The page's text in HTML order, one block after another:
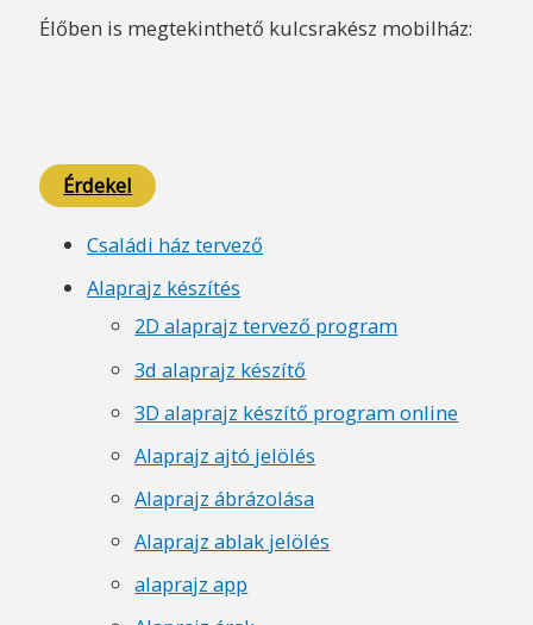
Élőben is megtekinthető kulcsrakész mobilház:
Érdekel
Családi ház tervező
Alaprajz készítés
2D alaprajz tervező program
3d alaprajz készítő
3D alaprajz készítő program online
Alaprajz ajtó jelölés
Alaprajz ábrázolása
Alaprajz ablak jelölés
alaprajz app